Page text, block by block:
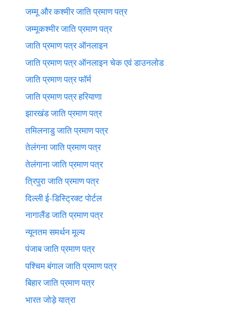
जम्मू और कश्मीर जाति प्रमाण पत्र
जम्मूकश्मीर जाति प्रमाण पत्र
जाति प्रमाण पत्र ऑनलाइन
जाति प्रमाण पत्र ऑनलाइन चेक एवं डाउनलोड
जाति प्रमाण पत्र फॉर्म
जाति प्रमाण पत्र हरियाणा
झारखंड जाति प्रमाण पत्र
तमिलनाडु जाति प्रमाण पत्र
तेलंगना जाति प्रमाण पत्र
तेलंगाना जाति प्रमाण पत्र
त्रिपुरा जाति प्रमाण पत्र
दिल्ली ई-डिस्ट्रिक्ट पोर्टल
नागालैंड जाति प्रमाण पत्र
न्यूनतम समर्थन मूल्य
पंजाब जाति प्रमाण पत्र
पश्चिम बंगाल जाति प्रमाण पत्र
बिहार जाति प्रमाण पत्र
भारत जोड़े यात्रा